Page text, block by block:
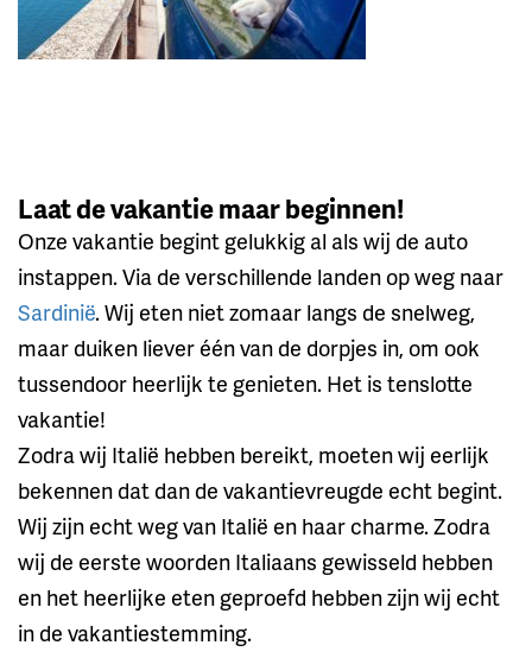
Laat de vakantie maar beginnen!
Onze vakantie begint gelukkig al als wij de auto
instappen. Via de verschillende landen op weg naar
Sardinië. Wij eten niet zomaar langs de snelweg,
maar duiken liever één van de dorpjes in, om ook
tussendoor heerlijk te genieten. Het is tenslotte
vakantie!
Zodra wij Italië hebben bereikt, moeten wij eerlijk
bekennen dat dan de vakantievreugde echt begint.
Wij zijn echt weg van Italië en haar charme. Zodra
wij de eerste woorden Italiaans gewisseld hebben
en het heerlijke eten geproefd hebben zijn wij echt
in de vakantiestemming.